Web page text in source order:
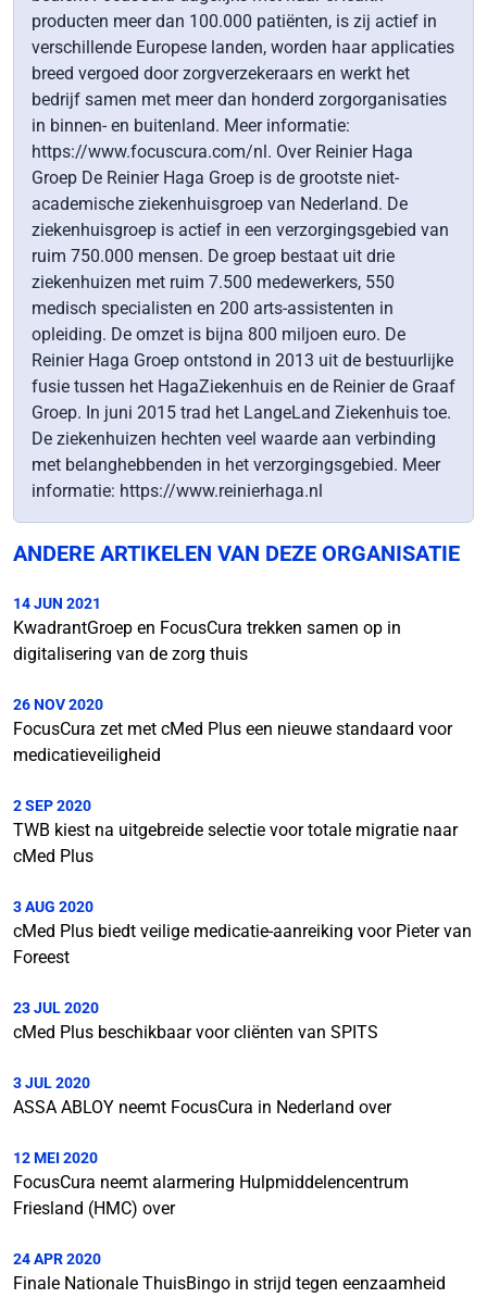
producten meer dan 100.000 patiënten, is zij actief in
verschillende Europese landen, worden haar applicaties
breed vergoed door zorgverzekeraars en werkt het
bedrijf samen met meer dan honderd zorgorganisaties
in binnen- en buitenland. Meer informatie:
https://www.focuscura.com/nl. Over Reinier Haga
Groep De Reinier Haga Groep is de grootste niet-
academische ziekenhuisgroep van Nederland. De
ziekenhuisgroep is actief in een verzorgingsgebied van
ruim 750.000 mensen. De groep bestaat uit drie
ziekenhuizen met ruim 7.500 medewerkers, 550
medisch specialisten en 200 arts-assistenten in
opleiding. De omzet is bijna 800 miljoen euro. De
Reinier Haga Groep ontstond in 2013 uit de bestuurlijke
fusie tussen het HagaZiekenhuis en de Reinier de Graaf
Groep. In juni 2015 trad het LangeLand Ziekenhuis toe.
De ziekenhuizen hechten veel waarde aan verbinding
met belanghebbenden in het verzorgingsgebied. Meer
informatie: https://www.reinierhaga.nl
ANDERE ARTIKELEN VAN DEZE ORGANISATIE
14 JUN 2021
KwadrantGroep en FocusCura trekken samen op in
digitalisering van de zorg thuis
26 NOV 2020
FocusCura zet met cMed Plus een nieuwe standaard voor
medicatieveiligheid
2 SEP 2020
TWB kiest na uitgebreide selectie voor totale migratie naar
cMed Plus
3 AUG 2020
cMed Plus biedt veilige medicatie-aanreiking voor Pieter van
Foreest
23 JUL 2020
cMed Plus beschikbaar voor cliënten van SPITS
3 JUL 2020
ASSA ABLOY neemt FocusCura in Nederland over
12 MEI 2020
FocusCura neemt alarmering Hulpmiddelencentrum
Friesland (HMC) over
24 APR 2020
Finale Nationale ThuisBingo in strijd tegen eenzaamheid